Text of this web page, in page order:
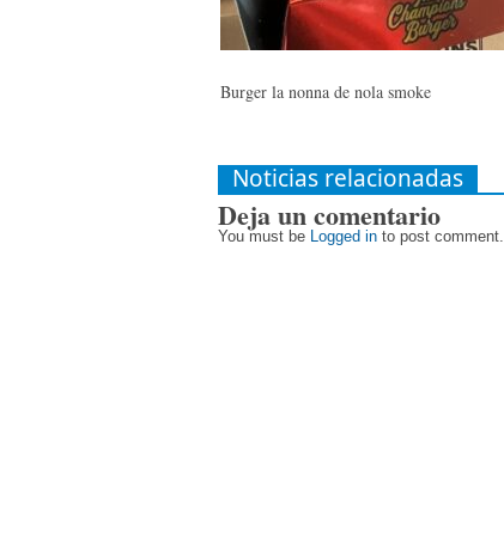
Burger la nonna de nola smoke
Noticias relacionadas
Deja un comentario
You must be Logged in to post comment.